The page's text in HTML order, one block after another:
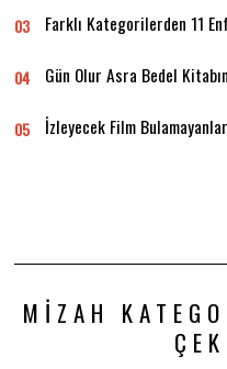
03 Farklı Kategorilerden 11
04 Gün Olur Asra Bedel
05 İzleyecek Film
MIZAH